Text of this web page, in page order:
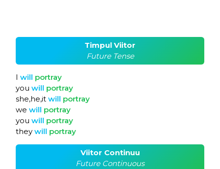
Timpul Viitor
Future Tense
I will portray
you will portray
she,he,it will portray
we will portray
you will portray
they will portray
Viitor Continuu
Future Continuous